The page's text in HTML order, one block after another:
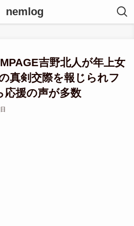
nemlog
吉野北人が年上女
真剣交際を報じられフ
応援の声が多数